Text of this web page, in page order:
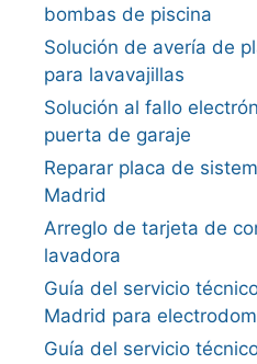
bombas de piscina
Solución de avería de
para lavavajillas
Solución al fallo
puerta de garaje
Reparar placa de
Madrid
Arreglo de tarjeta de
lavadora
Guía del servicio
Madrid para
Guía del servicio